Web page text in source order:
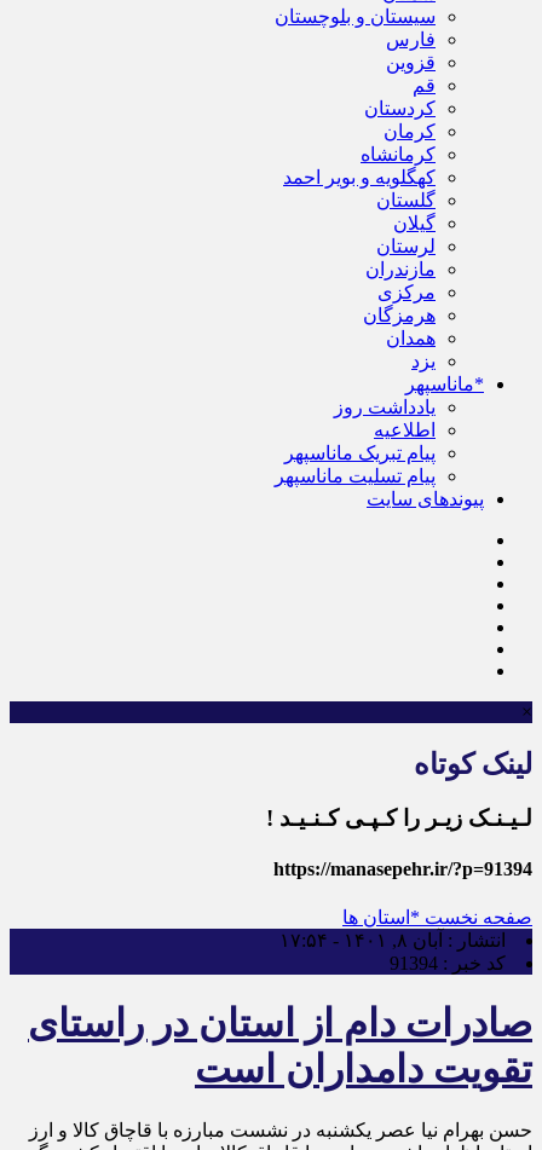
سیستان و بلوچستان
فارس
قزوین
قم
کردستان
کرمان
کرمانشاه
کهگلویه و بویر احمد
گلستان
گیلان
لرستان
مازندران
مرکزی
هرمزگان
همدان
یزد
*ماناسپهر
یادداشت روز
اطلاعیه
پیام تبریک ماناسپهر
پیام تسلیت ماناسپهر
پیوندهای سایت
×
لینک کوتاه
لـیـنـک زیـر را کـپـی کـنـیـد !
https://manasepehr.ir/?p=91394
صفحه نخست *استان ها
انتشار : آبان ۸, ۱۴۰۱ - ۱۷:۵۴
کد خبر : 91394
صادرات دام از استان در راستای
تقویت دامداران است
حسن بهرام نیا عصر یکشنبه در نشست مبارزه با قاچاق کالا و ارز